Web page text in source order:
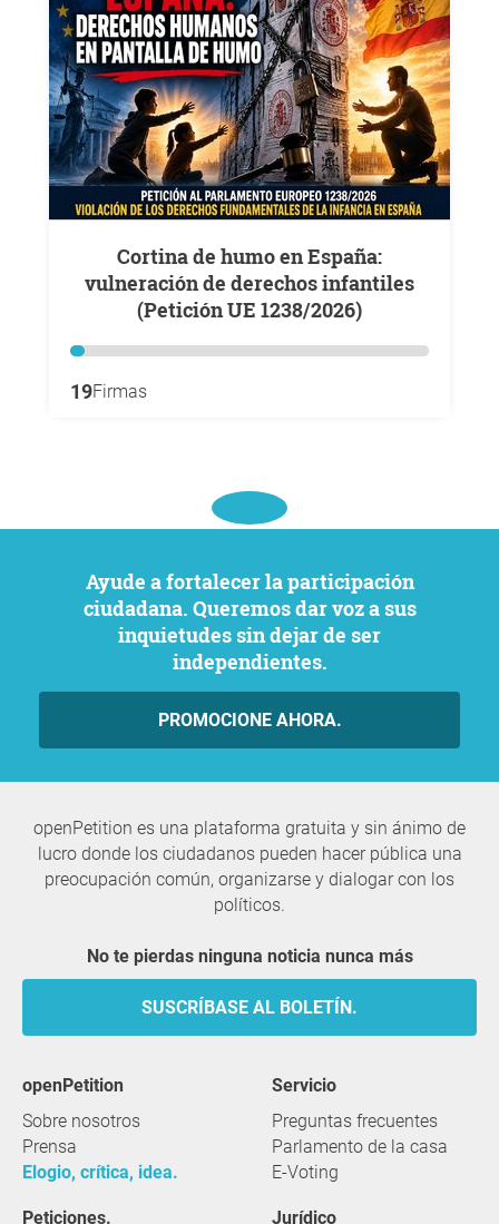
Cortina de humo en España:
vulneración de derechos infantiles
(Petición UE 1238/2026)
19Firmas
Ayude a fortalecer la participación
ciudadana. Queremos dar voz a sus
inquietudes sin dejar de ser
independientes.
PROMOCIONE AHORA.
openPetition es una plataforma gratuita y sin ánimo de
lucro donde los ciudadanos pueden hacer pública una
preocupación común, organizarse y dialogar con los
políticos.
No te pierdas ninguna noticia nunca más
SUSCRÍBASE AL BOLETÍN.
openPetition
Sobre nosotros
Prensa
Elogio, crítica, idea.
servicio
Preguntas frecuentes
Parlamento de la casa
E-Voting
Peticiones. Jurídico